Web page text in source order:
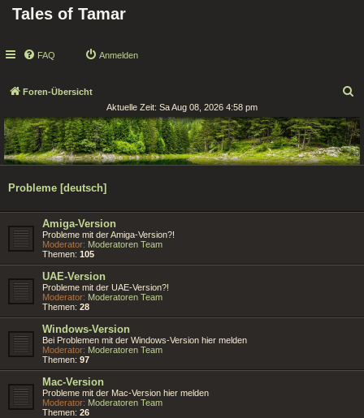
Tales of Tamar
FAQ Anmelden
Foren-Übersicht
c
h
e
Aktuelle Zeit: Sa Aug 08, 2026 4:58 pm
Probleme [deutsch]
Amiga-Version
Probleme mit der Amiga-Version?!
Moderator: Moderatoren Team
Themen: 105
UAE-Version
Probleme mit der UAE-Version?!
Moderator: Moderatoren Team
Themen: 28
Windows-Version
Bei Problemen mit der Windows-Version hier melden
Moderator: Moderatoren Team
Themen: 97
Mac-Version
Probleme mit der Mac-Version hier melden
Moderator: Moderatoren Team
Themen: 26